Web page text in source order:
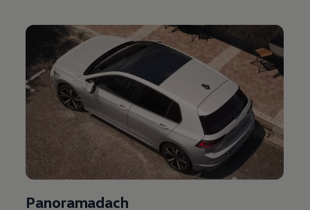
Lifestyle
Transport
Familie
Elektromobilität
Volkswagen R
Pannen- und Unfallhilfe
Volkswagen Kundenbetreuung
Panoramadach